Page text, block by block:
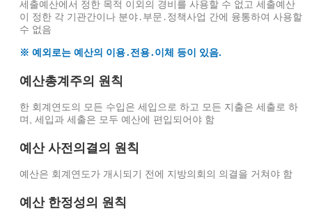
세출예산에서 정한 목적 이외의 경비를 사용할 수 없고 세출예산
이 정한 각 기관간이나 분야․부문․정책사업 간에 융통하여 사용할
수 없음
※ 예외로는 예산의 이용․전용․이체 등이 있음.
예산총계주의 원칙
한 회계연도의 모든 수입은 세입으로 하고 모든 지출은 세출로 하
며, 세입과 세출은 모두 예산에 편입되어야 함
예산 사전의결의 원칙
예산은 회계연도가 개시되기 전에 지방의회의 의결을 거쳐야 함
예산 한정성의 원칙